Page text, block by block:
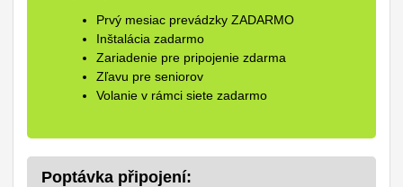
Prvý mesiac prevádzky ZADARMO
Inštalácia zadarmo
Zariadenie pre pripojenie zdarma
Zľavu pre seniorov
Volanie v rámci siete zadarmo
Poptávka připojení: